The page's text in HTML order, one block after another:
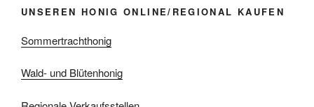
UNSEREN HONIG ONLINE/REGIONAL KAUFEN
Sommertrachthonig
Wald- und Blütenhonig